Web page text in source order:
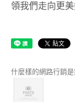
領我們走向更美
什麼樣的網路行銷